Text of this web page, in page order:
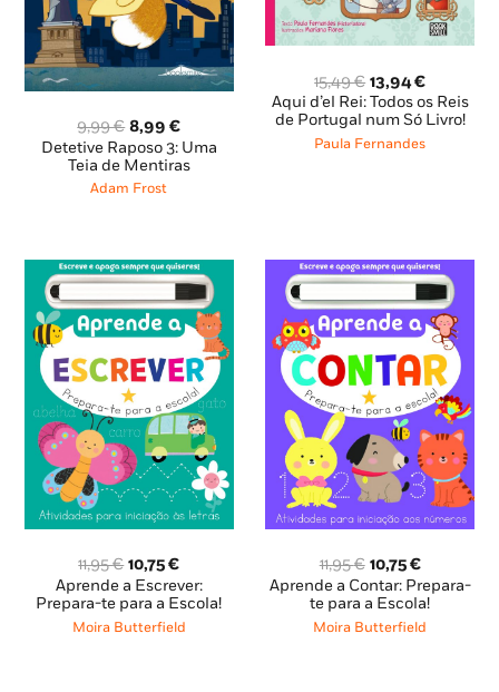
9,99€ O
preço
original
era:
8,99€O
preço
atual
Detetive Raposo 3: Uma
Teia de Mentiras
Adam Frost
15,49€ O
preço
original
era:
13,94€O
preço
atual
é:
Aqui d’el Rei: Todos os Reis
de Portugal num Só Livro!
Paula Fernandes
11,95€ O
preço
original
era:
10,75€O
preço
atual
é:
Aprende a Escrever:
Prepara-te para a Escola!
Moira Butterfield
11,95€ O
preço
original
era:
10,75€O
preço
atual
é:
Aprende a Contar: Prepara-
te para a Escola!
Moira Butterfield